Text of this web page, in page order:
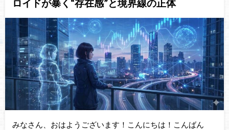
ロイドが暴く“存在感”と境界線の正体
みなさん、おはようございます！こんにちは！こんばん